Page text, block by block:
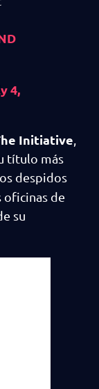
4,
Initiative
título más
despidos
oficinas de
su